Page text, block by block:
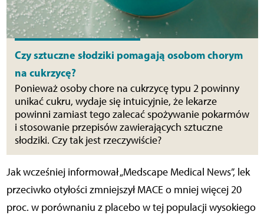
Czy sztuczne słodziki pomagają osobom chorym
na cukrzycę?
Ponieważ osoby chore na cukrzycę typu 2 powinny
unikać cukru, wydaje się intuicyjnie, że lekarze
powinni zamiast tego zalecać spożywanie pokarmów
i stosowanie przepisów zawierających sztuczne
słodziki. Czy tak jest rzeczywiście?
Jak wcześniej informował „Medscape Medical News”, lek
przeciwko otyłości zmniejszył MACE o mniej więcej 20
proc. w porównaniu z placebo w tej populacji wysokiego